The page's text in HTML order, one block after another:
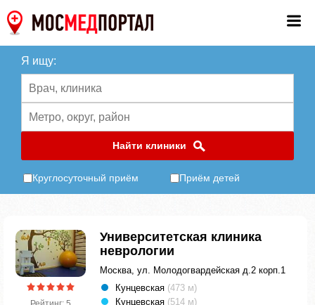
Я ищу:
Найти клиники
Круглосуточный приём Приём детей
Университетская клиника
неврологии
Москва, ул. Молодогвардейская д.2 корп.1
Кунцевская (473 м)
Кунцевская (514 м)